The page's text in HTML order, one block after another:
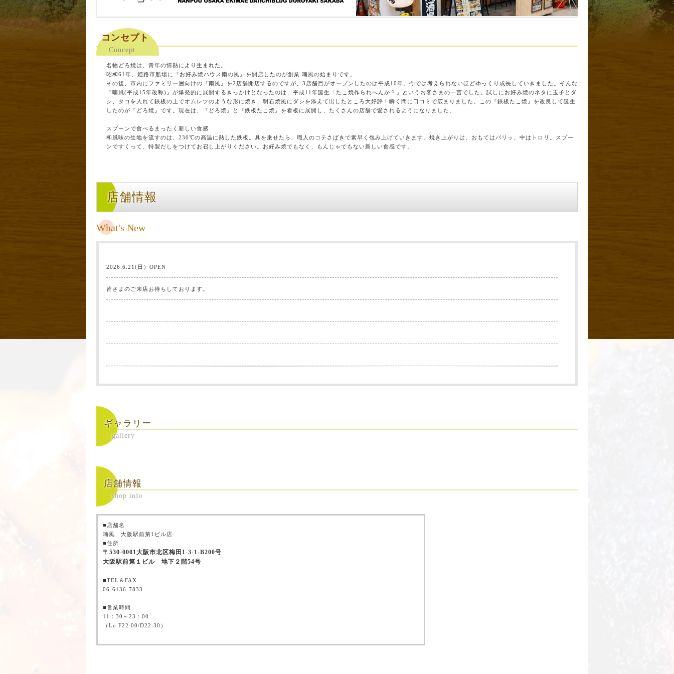
コンセプト
Concept
名物どろ焼は、青年の情熱により生まれた。
昭和61年、姫路市船場に『お好み焼ハウス南の風』を開店したのが創業 喃風の始まりです。
その後、市内にファミリー層向けの『南風』を2店舗開店するのですが、3店舗目がオープンしたのは平成10年。今では考えられないほどゆっくり成長していきました。そんな
『喃風(平成15年改称)』が爆発的に展開するきっかけとなったのは、平成11年誕生「たこ焼作られへんか？」というお客さまの一言でした。試しにお好み焼のネタに玉子とダ
シ、タコを入れて鉄板の上でオムレツのような形に焼き、明石焼風にダシを添えて出したところ大好評！瞬く間に口コミで広まりました。この『鉄板たこ焼』を改良して誕生
したのが『どろ焼』です。現在は、『どろ焼』と『鉄板たこ焼』を看板に展開し、たくさんの店舗で愛されるようになりました。
スプーンで食べるまったく新しい食感
和風味の生地を流すのは、230℃の高温に熱した鉄板。具を乗せたら、職人のコテさばきで素早く包み上げていきます。焼き上がりは、おもてはパリッ、中はトロリ。スプー
ンですくって、特製だしをつけてお召し上がりください。お好み焼でもなく、もんじゃでもない新しい食感です。
店舗情報
What's New
2026.6.21(日）OPEN
皆さまのご来店お待ちしております。
ギャラリー
gallery
店舗情報
shop info
■店舗名
喃風 大阪駅前第1ビル店
■住所
〒 530-0001大阪市北区梅田 1-3-1-B200号
大阪駅前第１ビル 地下２階54号
■TEL＆FAX
06-6136-7833
■営業時間
11：30～23：00
（Lo.F22:00/D22:30）